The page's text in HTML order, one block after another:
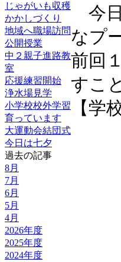
じゃがいも収穫
かかしづくり
地域へ職場訪問
公開授業
中２親子進路教
室
応援練習開始
浄水場見学
小学校校外学習
育っています
大運動会結団式
今日は七夕
過去の記事
8月
7月
6月
5月
4月
2026年度
2025年度
2024年度
今
なプ
前回
すこ
【学